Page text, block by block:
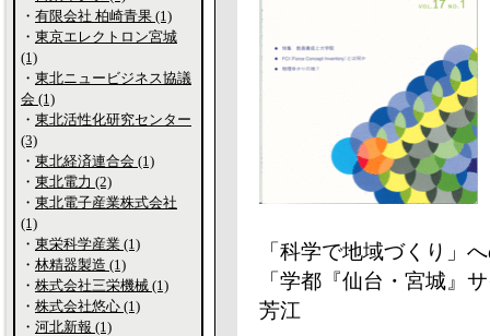
「科学で地域づくり
「学都『仙台・宮城』
芳江
・ 有限会社 柏崎青果 (1)
・ 東京エレクトロン宮城
(1)
・ 東北ニュービジネス協議
会 (1)
・ 東北活性化研究センター
(3)
・ 東北経済連合会 (1)
・ 東北電力 (2)
・ 東北電子産業株式会社
(1)
・ 東栄科学産業 (1)
・ 林精器製造 (1)
・ 株式会社三栄機械 (1)
・ 株式会社悠心 (1)
・ 河北新報 (1)